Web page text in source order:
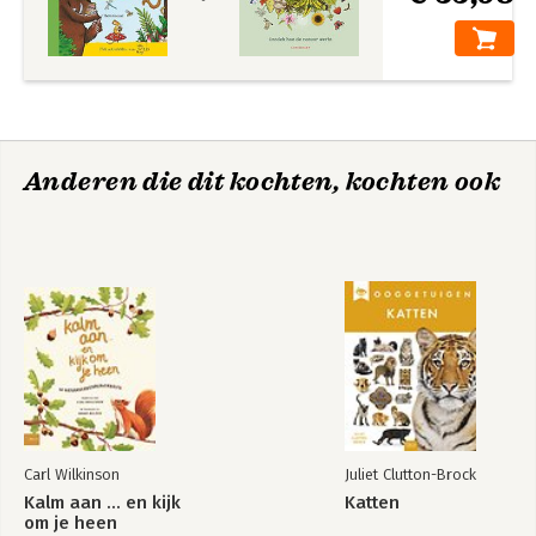
Anderen die dit kochten, kochten ook
Carl Wilkinson
Kalm aan ... en kijk
om je heen
Juliet Clutton-Brock
Katten